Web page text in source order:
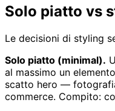
Solo piatto vs
Le decisioni di styling
Solo piatto (minimal).
al massimo un
scatto hero —
commerce. Compito: